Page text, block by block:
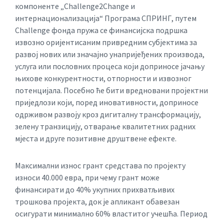
компоненте „Challenge2Change и
интернационализација“ Програма СПРИНГ, путем
Challenge фонда пружа се финансијска подршка
извозно оријентисаним привредним субјектима за
развој нових или значајно унапријеђених производа,
услуга или пословних процеса који доприносе јачању
њихове конкурентности, отпорности и извозног
потенцијала. Посебно ће бити вредновани пројектни
приједлози који, поред иновативности, доприносе
одрживом развоју кроз дигиталну трансформацију,
зелену транзицију, отварање квалитетних радних
мјеста и друге позитивне друштвене ефекте.
Максимални износ грант средстава по пројекту
износи 40.000 евра, при чему грант може
финансирати до 40% укупних прихватљивих
трошкова пројекта, док је апликант обавезан
осигурати минимално 60% властитог учешћа. Период